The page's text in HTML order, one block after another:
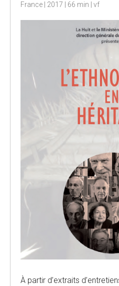
France | 2017 | 66 min | vf
À partir d’extraits